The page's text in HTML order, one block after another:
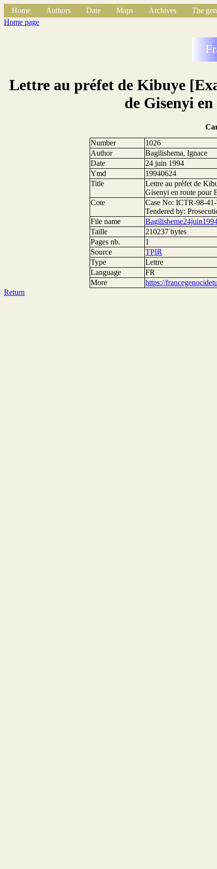
Home Authors Date Maps Archives
The
Home page
Lettre au préfet de Kibuye
de Gisenyi
Number
1026
Author
Bagilishema, Ignace
Date
24 juin 1994
Ymd
19940624
Title
Lettre au préfet de
Gisenyi en route pour
Cote
Case No: ICTR-98-
Tendered by:
File name
Taille
210237 bytes
Pages nb.
1
Source
TPIR
Type
Lettre
Language
FR
More
https://
Return